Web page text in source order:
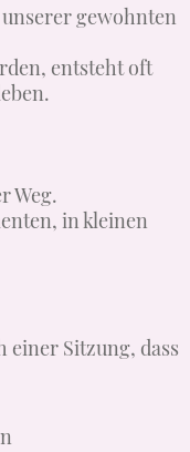
gewohnten
entsteht oft
Weg.
in kleinen
einer Sitzung, dass